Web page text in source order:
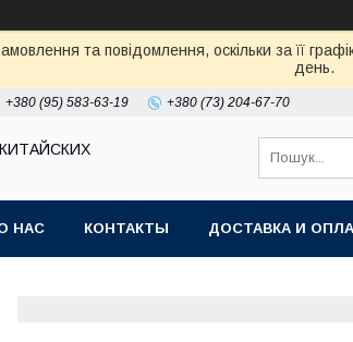
та повідомлення, оскільки за її
день.
+380 (95) 583-63-19 +380 (73) 204-67-70
НАС КОНТАКТЫ ДОСТАВКА И